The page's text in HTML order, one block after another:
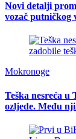
Novi detalji
vozač putničkog
Mokronoge
Teška nesreća u
ozljede. Među